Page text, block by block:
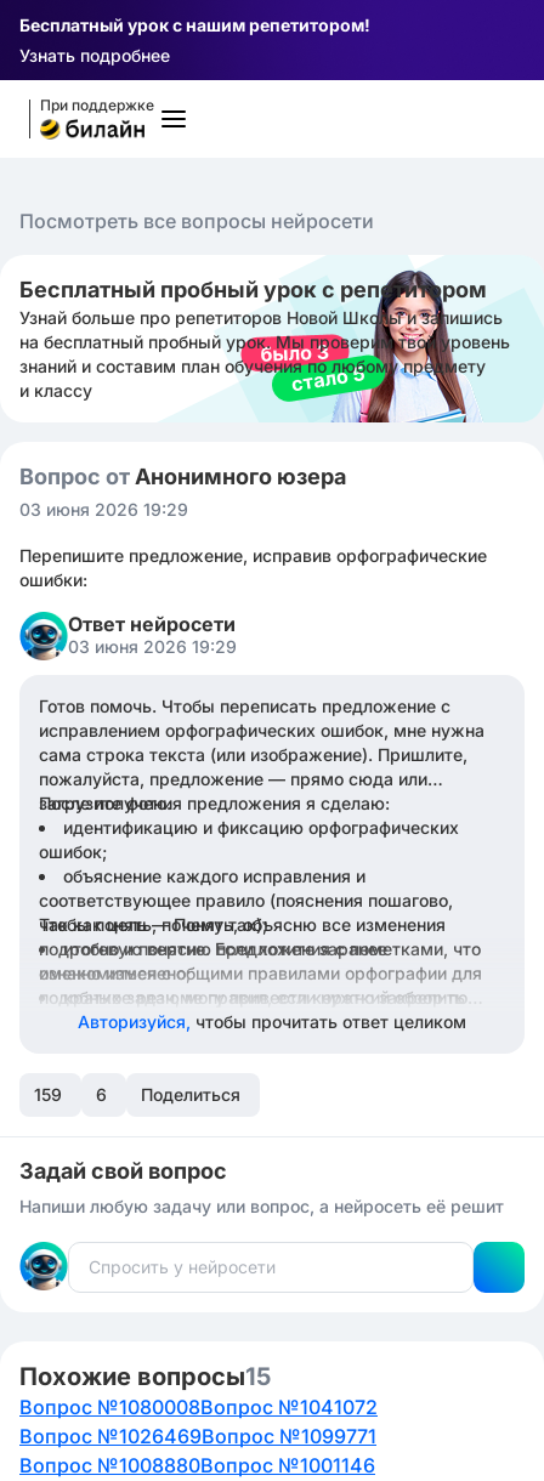
Бесплатный урок с нашим репетитором!
Узнать подробнее
При поддержке
Посмотреть все вопросы нейросети
Бесплатный пробный урок с репетитором
Узнай больше про репетиторов Новой Школы и запишись
на бесплатный пробный урок. Мы проверим твой уровень
знаний и составим план обучения по любому предмету
и классу
Вопрос от Анонимного юзера
03 июня 2026 19:29
Перепишите предложение, исправив орфографические
ошибки:
Ответ нейросети
03 июня 2026 19:29
Готов помочь. Чтобы переписать предложение с
исправлением орфографических ошибок, мне нужна
сама строка текста (или изображение). Пришлите,
пожалуйста, предложение — прямо сюда или
загрузите фото.
После получения предложения я сделаю:
идентификацию и фиксацию орфографических
ошибок;
объяснение каждого исправления и
соответствующее правило (пояснения пошагово,
чтобы понять, почему так);
итоговую версию предложения с пометками, что
именно изменено;
краткое резюме правил, если нужно закрепить
материал.
Так как цель — Понять, объясню все изменения
подробно и понятно. Если хотите заранее
ознакомиться с общими правилами орфографии для
подобных задач, могу привести короткий обзор по
наиболее частым ошибкам в русском языке. Просто
Авторизуйся, чтобы прочитать ответ целиком
159 6 Поделиться
Задай свой вопрос
Напиши любую задачу или вопрос, а нейросеть её решит
Похожие вопросы15
Вопрос №1080008Вопрос №1041072
Вопрос №1026469Вопрос №1099771
Вопрос №1008880Вопрос №1001146